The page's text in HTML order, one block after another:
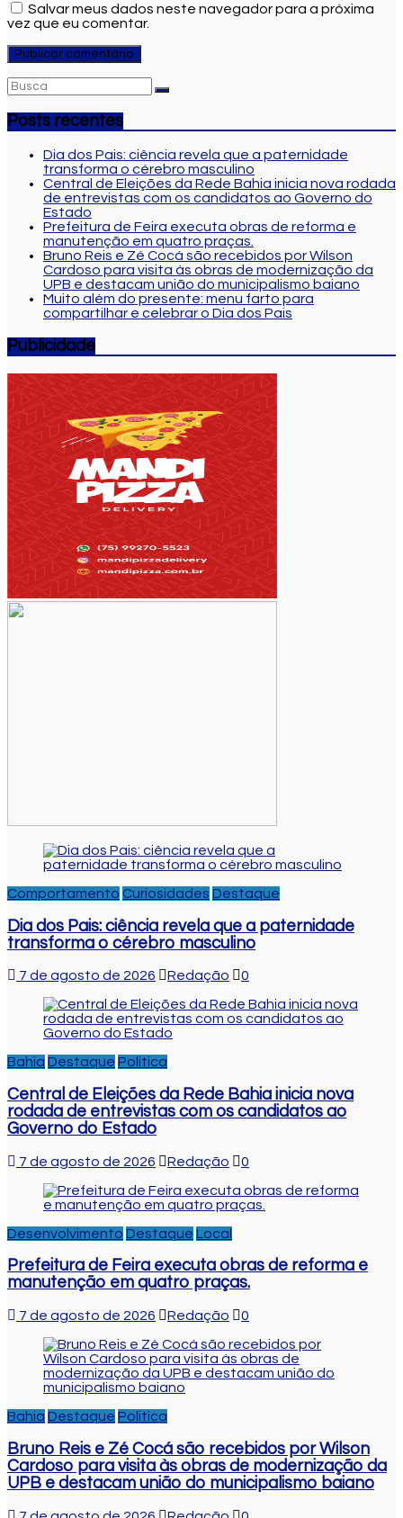
Salvar meus dados neste navegador para a próxima
vez que eu comentar.
Posts recentes
Dia dos Pais: ciência revela que a paternidade
transforma o cérebro masculino
Central de Eleições da Rede Bahia inicia nova rodada
de entrevistas com os candidatos ao Governo do
Estado
Prefeitura de Feira executa obras de reforma e
manutenção em quatro praças.
Bruno Reis e Zé Cocá são recebidos por Wilson
Cardoso para visita às obras de modernização da
UPB e destacam união do municipalismo baiano
Muito além do presente: menu farto para
compartilhar e celebrar o Dia dos Pais
Publicidade
Comportamento Curiosidades Destaque
Dia dos Pais: ciência revela que a paternidade
transforma o cérebro masculino
7 de agosto de 2026 Redação 0
Bahia Destaque Politica
Central de Eleições da Rede Bahia inicia nova
rodada de entrevistas com os candidatos ao
Governo do Estado
7 de agosto de 2026 Redação 0
Desenvolvimento Destaque Local
Prefeitura de Feira executa obras de reforma e
manutenção em quatro praças.
7 de agosto de 2026 Redação 0
Bahia Destaque Politica
Bruno Reis e Zé Cocá são recebidos por Wilson
Cardoso para visita às obras de modernização da
UPB e destacam união do municipalismo baiano